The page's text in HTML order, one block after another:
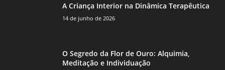
A Criança Interior na Dinâmica Terapêutica
14 de junho de 2026
O Segredo da Flor de Ouro: Alquimia,
Meditação e Individuação